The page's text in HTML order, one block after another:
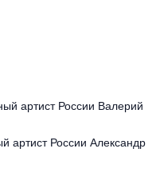
артист России Валерий
артист России Александр